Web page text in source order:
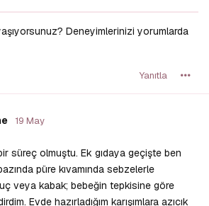
Deneyimlerinizi yorumlarda
Yanıtla
19 May
süreç olmuştu. Ek gıdaya geçişte ben
püre kıvamında sebzelerle
veya kabak; bebeğin tepkisine göre
Evde hazırladığım karışımlara azıcık